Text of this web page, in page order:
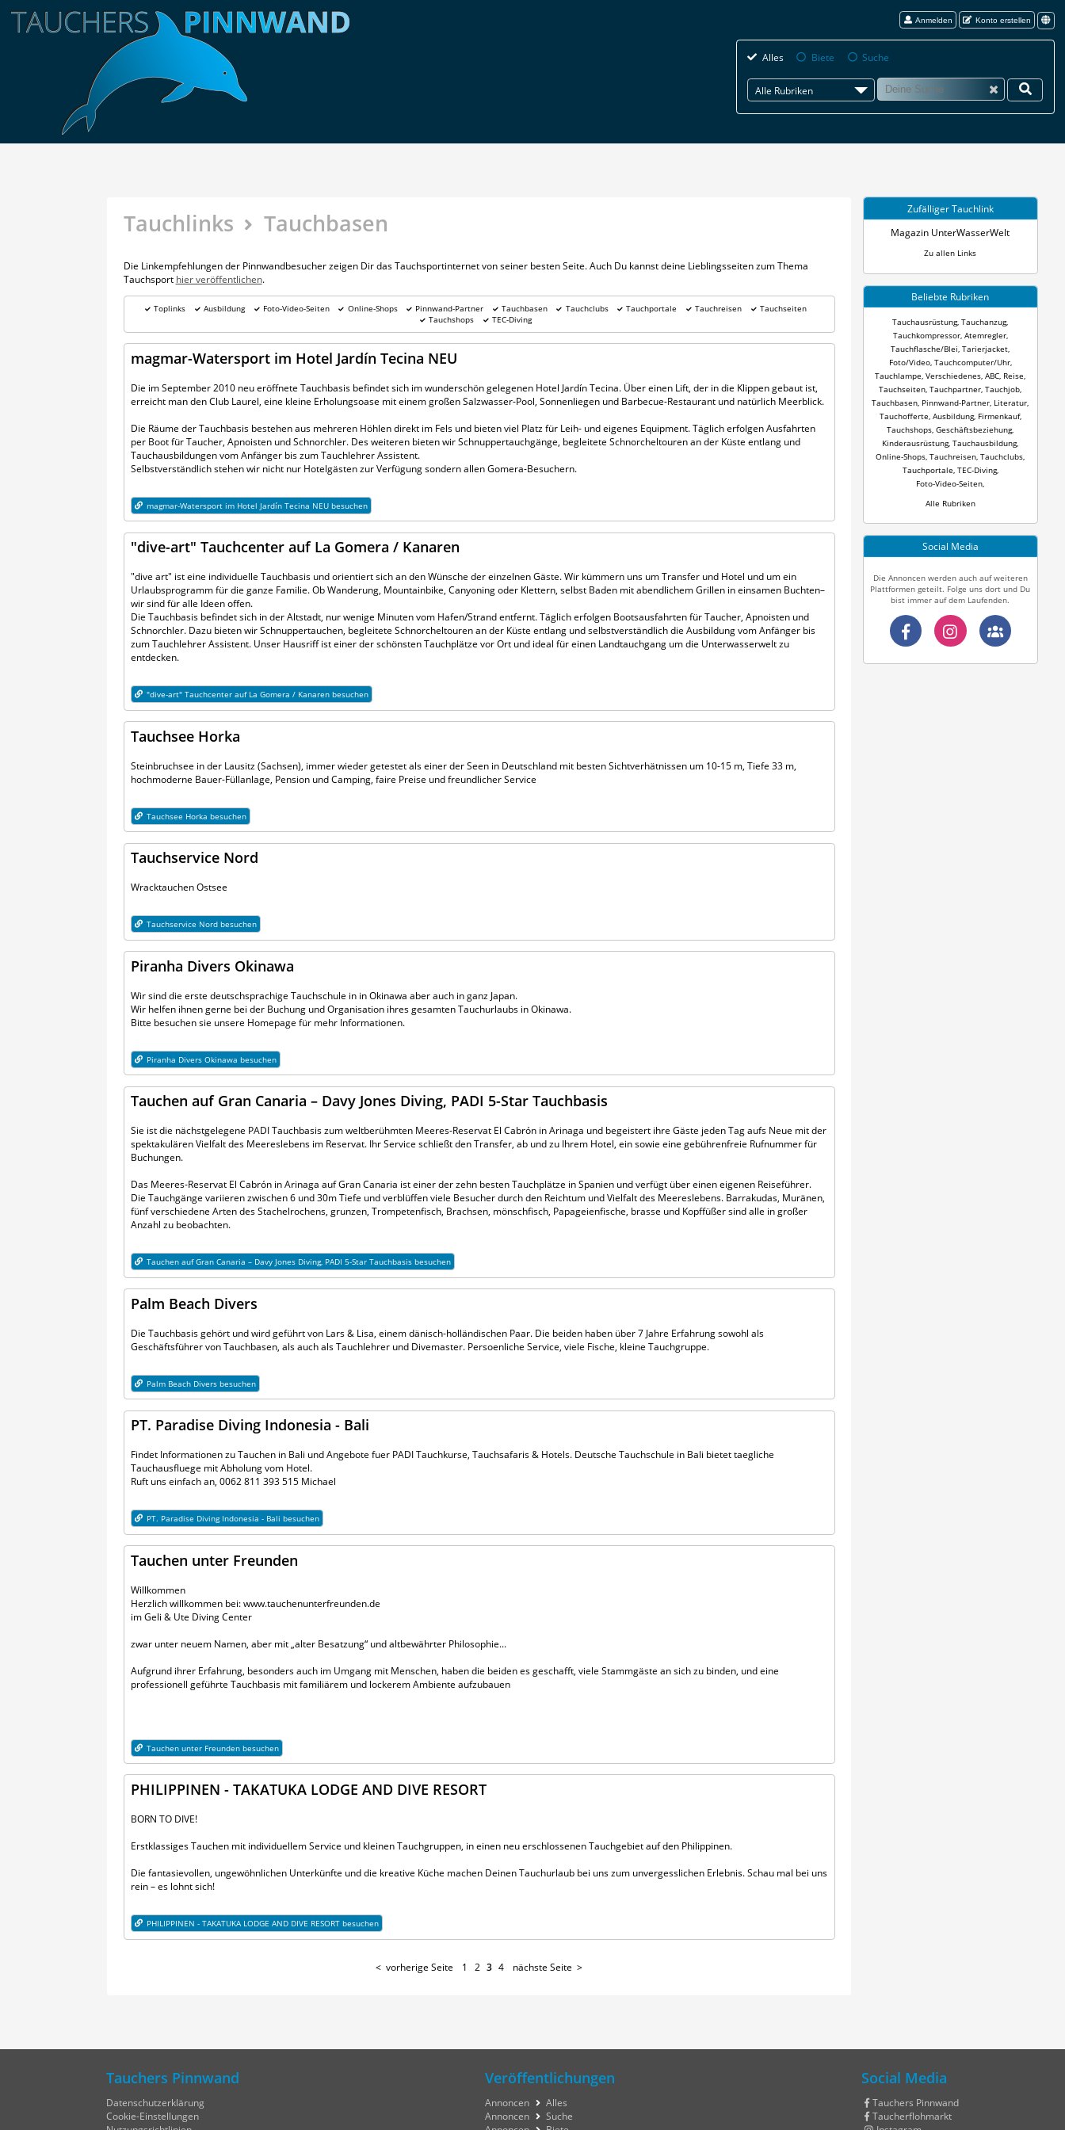
Anmelden Konto erstellen
Alles Biete Suche
Alle Rubriken
Tauchlinks Tauchbasen
Die Linkempfehlungen der Pinnwandbesucher zeigen Dir das Tauchsportinternet von seiner besten Seite. Auch Du kannst deine Lieblingsseiten zum Thema
Tauchsport hier veröffentlichen.
Toplinks Ausbildung Foto-Video-Seiten Online-Shops Pinnwand-Partner Tauchbasen Tauchclubs Tauchportale Tauchreisen
Tauchseiten
Tauchshops
TEC-Diving
magmar-Watersport im Hotel Jardín Tecina NEU
Die im September 2010 neu eröffnete Tauchbasis befindet sich im wunderschön gelegenen Hotel Jardín Tecina. Über einen Lift, der in die Klippen gebaut ist,
erreicht man den Club Laurel, eine kleine Erholungsoase mit einem großen Salzwasser-Pool, Sonnenliegen und Barbecue-Restaurant und natürlich Meerblick.
Die Räume der Tauchbasis bestehen aus mehreren Höhlen direkt im Fels und bieten viel Platz für Leih- und eigenes Equipment. Täglich erfolgen Ausfahrten
per Boot für Taucher, Apnoisten und Schnorchler. Des weiteren bieten wir Schnuppertauchgänge, begleitete Schnorcheltouren an der Küste entlang und
Tauchausbildungen vom Anfänger bis zum Tauchlehrer Assistent.
Selbstverständlich stehen wir nicht nur Hotelgästen zur Verfügung sondern allen Gomera-Besuchern.
magmar-Watersport im Hotel Jardín Tecina NEU besuchen
"dive-art" Tauchcenter auf La Gomera / Kanaren
"dive art" ist eine individuelle Tauchbasis und orientiert sich an den Wünsche der einzelnen Gäste. Wir kümmern uns um Transfer und Hotel und um ein
Urlaubsprogramm für die ganze Familie. Ob Wanderung, Mountainbike, Canyoning oder Klettern, selbst Baden mit abendlichem Grillen in einsamen Buchten–
wir sind für alle Ideen offen.
Die Tauchbasis befindet sich in der Altstadt, nur wenige Minuten vom Hafen/Strand entfernt. Täglich erfolgen Bootsausfahrten für Taucher, Apnoisten und
Schnorchler. Dazu bieten wir Schnuppertauchen, begleitete Schnorcheltouren an der Küste entlang und selbstverständlich die Ausbildung vom Anfänger bis
zum Tauchlehrer Assistent. Unser Hausriff ist einer der schönsten Tauchplätze vor Ort und ideal für einen Landtauchgang um die Unterwasserwelt zu
entdecken.
"dive-art" Tauchcenter auf La Gomera / Kanaren besuchen
Tauchsee Horka
Steinbruchsee in der Lausitz (Sachsen), immer wieder getestet als einer der Seen in Deutschland mit besten Sichtverhätnissen um 10-15 m, Tiefe 33 m,
hochmoderne Bauer-Füllanlage, Pension und Camping, faire Preise und freundlicher Service
Tauchsee Horka besuchen
Tauchservice Nord
Wracktauchen Ostsee
Tauchservice Nord besuchen
Piranha Divers Okinawa
Wir sind die erste deutschsprachige Tauchschule in in Okinawa aber auch in ganz Japan.
Wir helfen ihnen gerne bei der Buchung und Organisation ihres gesamten Tauchurlaubs in Okinawa.
Bitte besuchen sie unsere Homepage für mehr Informationen.
Piranha Divers Okinawa besuchen
Tauchen auf Gran Canaria – Davy Jones Diving, PADI 5-Star Tauchbasis
Sie ist die nächstgelegene PADI Tauchbasis zum weltberühmten Meeres-Reservat El Cabrón in Arinaga und begeistert ihre Gäste jeden Tag aufs Neue mit der
spektakulären Vielfalt des Meereslebens im Reservat. Ihr Service schließt den Transfer, ab und zu Ihrem Hotel, ein sowie eine gebührenfreie Rufnummer für
Buchungen.
Das Meeres-Reservat El Cabrón in Arinaga auf Gran Canaria ist einer der zehn besten Tauchplätze in Spanien und verfügt über einen eigenen Reiseführer.
Die Tauchgänge variieren zwischen 6 und 30m Tiefe und verblüffen viele Besucher durch den Reichtum und Vielfalt des Meereslebens. Barrakudas, Muränen,
fünf verschiedene Arten des Stachelrochens, grunzen, Trompetenfisch, Brachsen, mönschfisch, Papageienfische, brasse und Kopffüßer sind alle in großer
Anzahl zu beobachten.
Tauchen auf Gran Canaria – Davy Jones Diving, PADI 5-Star Tauchbasis besuchen
Palm Beach Divers
Die Tauchbasis gehört und wird geführt von Lars & Lisa, einem dänisch-holländischen Paar. Die beiden haben über 7 Jahre Erfahrung sowohl als
Geschäftsführer von Tauchbasen, als auch als Tauchlehrer und Divemaster. Persoenliche Service, viele Fische, kleine Tauchgruppe.
Palm Beach Divers besuchen
PT. Paradise Diving Indonesia - Bali
Findet Informationen zu Tauchen in Bali und Angebote fuer PADI Tauchkurse, Tauchsafaris & Hotels. Deutsche Tauchschule in Bali bietet taegliche
Tauchausfluege mit Abholung vom Hotel.
Ruft uns einfach an, 0062 811 393 515 Michael
PT. Paradise Diving Indonesia - Bali besuchen
Tauchen unter Freunden
Willkommen
Herzlich willkommen bei: www.tauchenunterfreunden.de
im Geli & Ute Diving Center
zwar unter neuem Namen, aber mit „alter Besatzung“ und altbewährter Philosophie...
Aufgrund ihrer Erfahrung, besonders auch im Umgang mit Menschen, haben die beiden es geschafft, viele Stammgäste an sich zu binden, und eine
professionell geführte Tauchbasis mit familiärem und lockerem Ambiente aufzubauen
Tauchen unter Freunden besuchen
PHILIPPINEN - TAKATUKA LODGE AND DIVE RESORT
BORN TO DIVE!
Erstklassiges Tauchen mit individuellem Service und kleinen Tauchgruppen, in einen neu erschlossenen Tauchgebiet auf den Philippinen.
Die fantasievollen, ungewöhnlichen Unterkünfte und die kreative Küche machen Deinen Tauchurlaub bei uns zum unvergesslichen Erlebnis. Schau mal bei uns
rein – es lohnt sich!
PHILIPPINEN - TAKATUKA LODGE AND DIVE RESORT besuchen
vorherige Seite 1 2 3 4 nächste Seite
Zufälliger Tauchlink
Magazin UnterWasserWelt
Zu allen Links
Beliebte Rubriken
Tauchausrüstung, Tauchanzug,
Tauchkompressor, Atemregler,
Tauchflasche/Blei Tarierjacket
Foto/Video, Tauchcomputer/Uhr,
Tauchlampe Verschiedenes ABC Reise
Tauchseiten Tauchpartner Tauchjob
Tauchbasen Pinnwand-Partner Literatur
Tauchofferte Ausbildung, Firmenkauf,
Tauchshops Geschäftsbeziehung,
Kinderausrüstung, Tauchausbildung,
Online-Shops Tauchreisen Tauchclubs
Tauchportale TEC-Diving,
Foto-Video-Seiten
Alle Rubriken
Social Media
Die Annoncen werden auch auf weiteren
Plattformen geteilt. Folge uns dort und Du
bist immer auf dem Laufenden.
Tauchers Pinnwand
Datenschutzerklärung
Cookie-Einstellungen
Veröffentlichungen
Annoncen
Alles
Annoncen
Suche
Social Media
Tauchers Pinnwand
Taucherflohmarkt